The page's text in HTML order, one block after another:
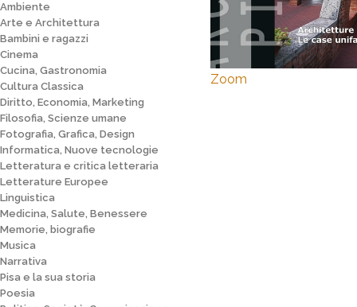
Ambiente
Arte e Architettura
Bambini e ragazzi
Cinema
Cucina, Gastronomia
Cultura Classica
Diritto, Economia, Marketing
Filosofia, Scienze umane
Fotografia, Grafica, Design
Informatica, Nuove tecnologie
Letteratura e critica letteraria
Letterature Europee
Linguistica
Medicina, Salute, Benessere
Memorie, biografie
Musica
Narrativa
Pisa e la sua storia
Poesia
Zoom